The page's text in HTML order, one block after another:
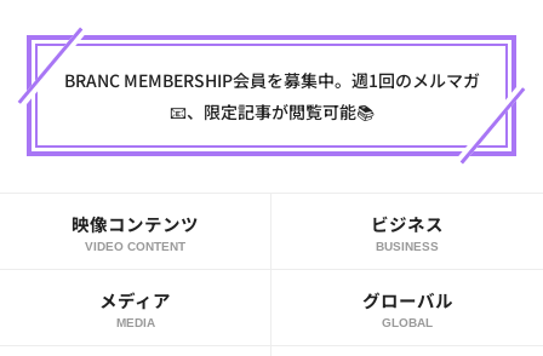
BRANC MEMBERSHIP会員を募集中。週1回のメルマガ
📧、限定記事が閲覧可能📚
映像コンテンツ
VIDEO CONTENT
ビジネス
BUSINESS
メディア
MEDIA
グローバル
GLOBAL